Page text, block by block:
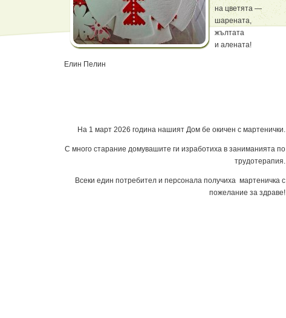
на цветята —
шарената,
жълтата
и алената!
Елин Пелин
На 1 март 2026 година нашият Дом бе окичен с мартенички.
С много старание домувашите ги изработиха в заниманията по
трудотерапия.
Всеки един потребител и персонала получиха мартеничка с
пожелание за здраве!